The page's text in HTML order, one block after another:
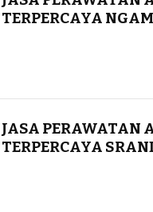
TERPERCAYA
JASA PERAWATAN
TERPERCAYA